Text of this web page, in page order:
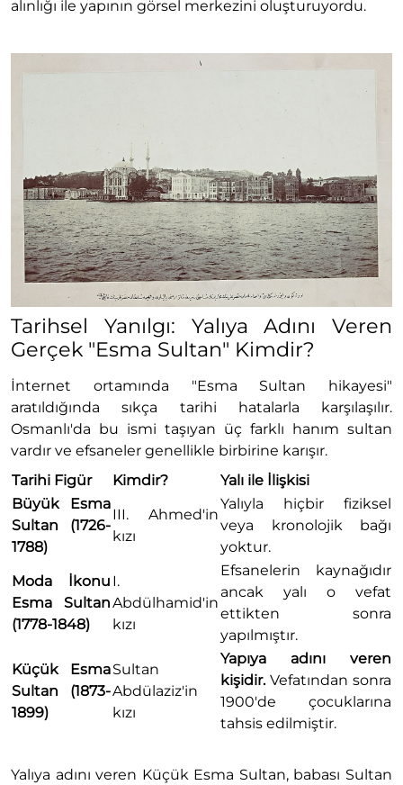
alınlığı ile yapının görsel merkezini oluşturuyordu.
Tarihsel Yanılgı: Yalıya Adını Veren
Gerçek "Esma Sultan" Kimdir?
İnternet ortamında "Esma Sultan hikayesi"
aratıldığında sıkça tarihi hatalarla karşılaşılır.
Osmanlı'da bu ismi taşıyan üç farklı hanım sultan
vardır ve efsaneler genellikle birbirine karışır.
Tarihi Figür
Kimdir?
Yalı ile İlişkisi
Büyük Esma
Sultan (1726-
1788)
III. Ahmed'in
kızı
Yalıyla hiçbir fiziksel
veya kronolojik bağı
yoktur.
Moda İkonu
Esma Sultan
(1778-1848)
I.
Abdülhamid'in
kızı
Efsanelerin kaynağıdır
ancak yalı o vefat
ettikten sonra
yapılmıştır.
Küçük Esma
Sultan (1873-
1899)
Sultan
Abdülaziz'in
kızı
Yapıya adını veren
kişidir.Vefatından sonra
1900'de çocuklarına
tahsis edilmiştir.
Yalıya adını veren Küçük Esma Sultan, babası Sultan